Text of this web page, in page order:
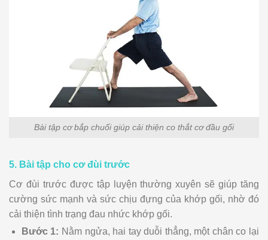
Bài tập cơ bắp chuối giúp cải thiện co thắt cơ đầu gối
5. Bài tập cho cơ đùi trước
Cơ đùi trước được tập luyện thường xuyên sẽ giúp tăng
cường sức mạnh và sức chịu đựng của khớp gối, nhờ đó
cải thiện tình trạng đau nhức khớp gối.
Bước 1: Nằm ngửa, hai tay duỗi thẳng, một chân co lại